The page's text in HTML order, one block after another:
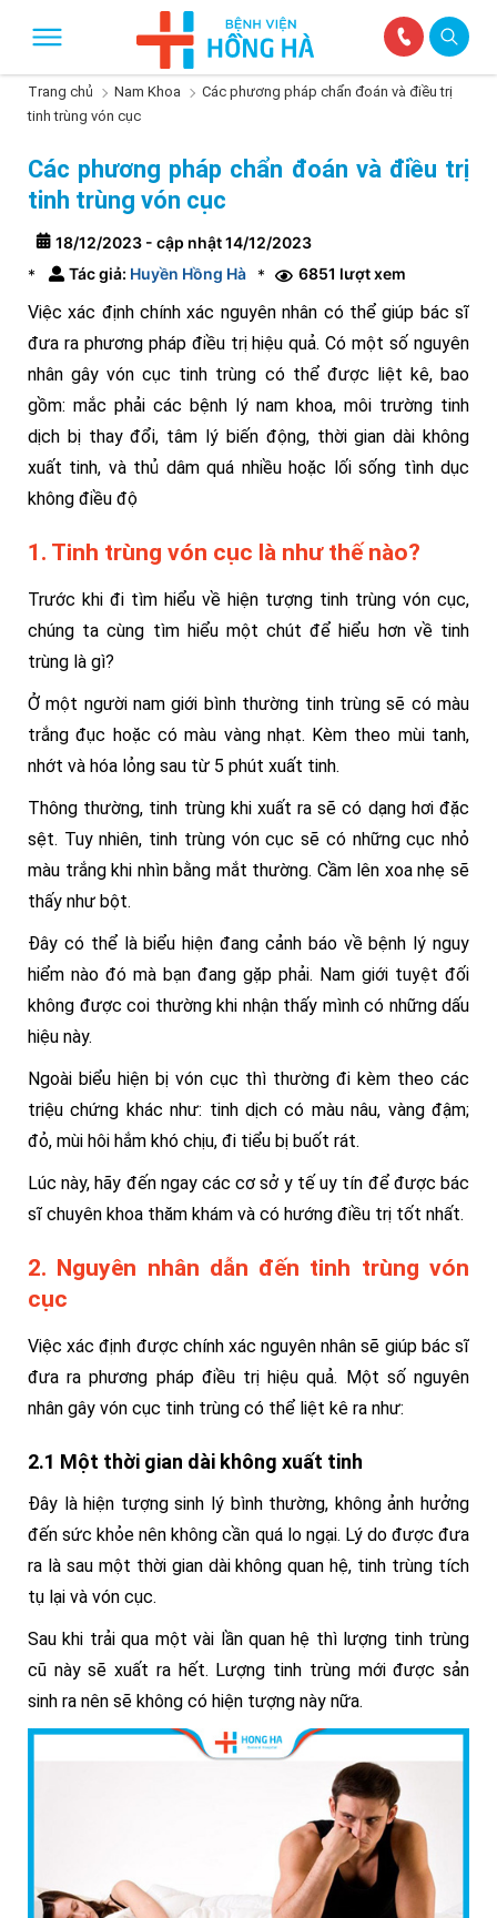
Trang chủ Nam Khoa
Các phương pháp chẩn đoán và điều trị
tinh trùng vón cục
Các phương pháp chẩn đoán và điều trị
tinh trùng vón cục
18/12/2023 - cập nhật 14/12/2023
*
Tác giả: Huyền Hồng Hà * 6851 lượt xem
Việc xác định chính xác nguyên nhân có thể giúp bác sĩ
đưa ra phương pháp điều trị hiệu quả. Có một số nguyên
nhân gây vón cục tinh trùng có thể được liệt kê, bao
gồm: mắc phải các bệnh lý nam khoa, môi trường tinh
dịch bị thay đổi, tâm lý biến động, thời gian dài không
xuất tinh, và thủ dâm quá nhiều hoặc lối sống tình dục
không điều độ
1. Tinh trùng vón cục là như thế nào?
Trước khi đi tìm hiểu về hiện tượng tinh trùng vón cục,
chúng ta cùng tìm hiểu một chút để hiểu hơn về tinh
trùng là gì?
Ở một người nam giới bình thường tinh trùng sẽ có màu
trắng đục hoặc có màu vàng nhạt. Kèm theo mùi tanh,
nhớt và hóa lỏng sau từ 5 phút xuất tinh.
Thông thường, tinh trùng khi xuất ra sẽ có dạng hơi đặc
sệt. Tuy nhiên, tinh trùng vón cục sẽ có những cục nhỏ
màu trắng khi nhìn bằng mắt thường. Cầm lên xoa nhẹ sẽ
thấy như bột.
Đây có thể là biểu hiện đang cảnh báo về bệnh lý nguy
hiểm nào đó mà bạn đang gặp phải. Nam giới tuyệt đối
không được coi thường khi nhận thấy mình có những dấu
hiệu này.
Ngoài biểu hiện bị vón cục thì thường đi kèm theo các
triệu chứng khác như: tinh dịch có màu nâu, vàng đậm;
đỏ, mùi hôi hắm khó chịu, đi tiểu bị buốt rát.
Lúc này, hãy đến ngay các cơ sở y tế uy tín để được bác
sĩ chuyên khoa thăm khám và có hướng điều trị tốt nhất.
2. Nguyên nhân dẫn đến tinh trùng vón
cục
Việc xác định được chính xác nguyên nhân sẽ giúp bác sĩ
đưa ra phương pháp điều trị hiệu quả. Một số nguyên
nhân gây vón cục tinh trùng có thể liệt kê ra như:
2.1 Một thời gian dài không xuất tinh
Đây là hiện tượng sinh lý bình thường, không ảnh hưởng
đến sức khỏe nên không cần quá lo ngại. Lý do được đưa
ra là sau một thời gian dài không quan hệ, tinh trùng tích
tụ lại và vón cục.
Sau khi trải qua một vài lần quan hệ thì lượng tinh trùng
cũ này sẽ xuất ra hết. Lượng tinh trùng mới được sản
sinh ra nên sẽ không có hiện tượng này nữa.